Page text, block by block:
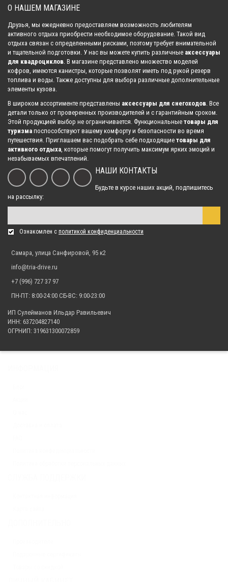
Защита днища и порогов для квадроцикла Yamaha Grizzly 450
14 963.00 р.
Защита порогов для квадроцикла Yamaha Grizzly 550/700/Kodiak
6 615.00 р.
Защита порогов для квадроцикла Polaris Sportsman 1000/850/550 XP
8 505.00 р.
Защита порогов для квадроцикла Polaris Scrambler 1000/850
Защита порогов для квадроцикла Polaris RZR 900 XP (2011-2014)
Защита порогов для квадроцикла Polaris Sportsman 850/550
О НАШЕМ МАГАЗИНЕ
Друзья, мы ежедневно предоставляем возможность любителям
активного отдыха приобрести необходимое оборудование. Такой вид
отдыха связан с определенными рисками, поэтому требует внимательной
и тщательной подготовки. У нас вы можете купить различные аксессуары
для квадроциклов . В магазине представлено множество моделей
кофров, имеются канистры, которые позволят иметь под рукой резерв
топлива и воды. Также доступны для выбора различные дополнительные
элементы кузова.
В широком ассортименте представлены аксессуары для снегоходов . Все
детали только от проверенных производителей и с гарантийным сроком.
Этой продукцией выбор не ограничивается. Функциональные товары для
туризма поспособствуют вашему комфорту и безопасности во время
путешествия. Приглашаем вас подобрать себе подходящие товары для
активного отдыха , которые помогут получить максимум ярких эмоций и
незабываемых впечатлений.
НАШИ КОНТАКТЫ
Будьте в курсе наших акций, подпишитесь
на рассылку:
Ознакомлен с политикой конфиденциальности
Самара, улица Санфировой, 95 к2
info@tria-drive.ru
+7 (996) 727 37 97
ПН-ПТ: 8:00-24:00 СБ-ВС: 9:00-23:00
ИП Сулейманов Ильдар Равильевич
ИНН: 637204827140
ОГРНИП: 319631300072859